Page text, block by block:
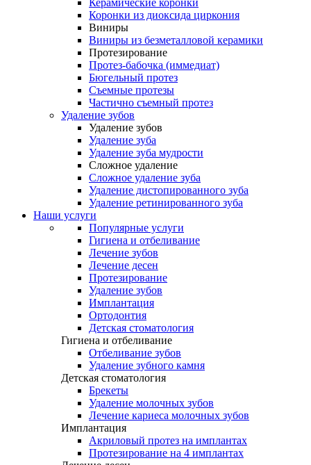
Керамические коронки
Коронки из диоксида циркония
Виниры
Виниры из безметалловой керамики
Протезирование
Протез-бабочка (иммедиат)
Бюгельный протез
Съемные протезы
Частично съемный протез
Удаление зубов
Удаление зубов
Удаление зуба
Удаление зуба мудрости
Сложное удаление
Сложное удаление зуба
Удаление дистопированного зуба
Удаление ретинированного зуба
Наши услуги
Популярные услуги
Гигиена и отбеливание
Лечение зубов
Лечение десен
Протезирование
Удаление зубов
Имплантация
Ортодонтия
Детская стоматология
Гигиена и отбеливание
Отбеливание зубов
Удаление зубного камня
Детская стоматология
Брекеты
Удаление молочных зубов
Лечение кариеса молочных зубов
Имплантация
Акриловый протез на имплантах
Протезирование на 4 имплантах